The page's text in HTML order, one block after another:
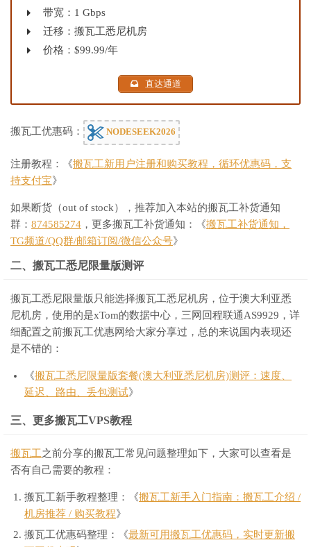
带宽：1 Gbps
迁移：搬瓦工悉尼机房
价格：$99.99/年
直达通道
搬瓦工优惠码： NODESEEK2026
注册教程：《搬瓦工新用户注册和购买教程，循环优惠码，支
持支付宝》
如果断货（out of stock），推荐加入本站的搬瓦工补货通知
群： 874585274 ，更多搬瓦工补货通知：《搬瓦工补货通知，
TG频道/QQ群/邮箱订阅/微信公众号》
二、搬瓦工悉尼限量版测评
搬瓦工悉尼限量版只能选择搬瓦工悉尼机房，位于澳大利亚悉
尼机房，使用的是xTom的数据中心，三网回程联通AS9929，详
细配置之前搬瓦工优惠网给大家分享过，总的来说国内表现还
是不错的：
《搬瓦工悉尼限量版套餐(澳大利亚悉尼机房)测评：速度、
延迟、路由、丢包测试》
三、更多搬瓦工VPS教程
搬瓦工之前分享的搬瓦工常见问题整理如下，大家可以查看是
否有自己需要的教程：
搬瓦工新手教程整理：《搬瓦工新手入门指南：搬瓦工介绍 /
机房推荐 / 购买教程》
搬瓦工优惠码整理：《最新可用搬瓦工优惠码，实时更新搬